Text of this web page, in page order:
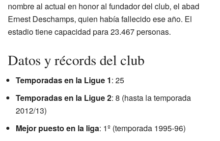
nombre al actual en honor al fundador del club, el abad
Ernest Deschamps, quien había fallecido ese año. El
estadio tiene capacidad para 23.467 personas.
Datos y récords del club
Temporadas en la Ligue 1: 25
Temporadas en la Ligue 2: 8 (hasta la temporada
2012/13)
Mejor puesto en la liga: 1º (temporada 1995-96)